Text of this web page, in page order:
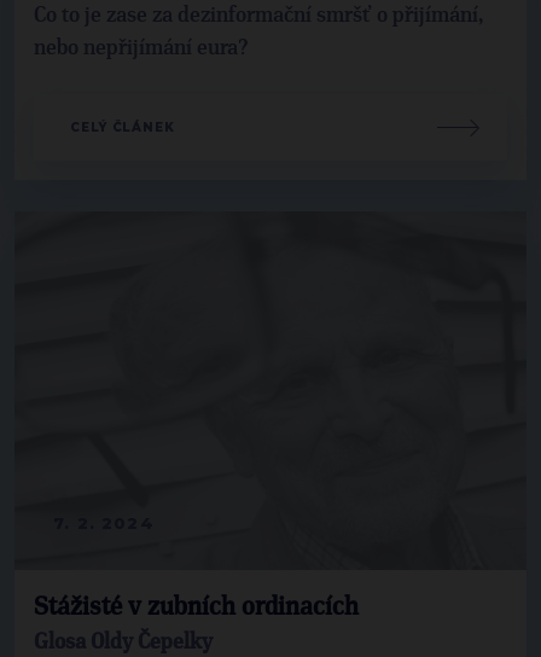
Co to je zase za dezinformační smršť o přijímání,
nebo nepřijímání eura?
CELÝ ČLÁNEK
Stážisté v zubních ordinacích
Glosa Oldy Čepelky